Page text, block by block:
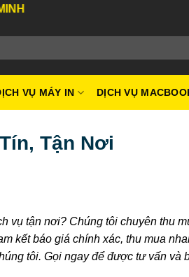
VỤ MÁY IN DỊCH VỤ
Tận Nơi
vụ tận nơi? Chúng tôi chuyên thu
kết báo giá chính xác, thu mua
tôi. Gọi ngay để được tư vấn và